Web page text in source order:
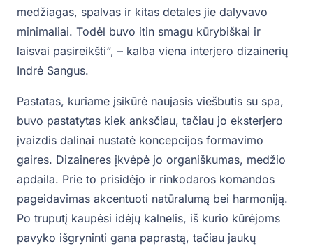
medžiagas, spalvas ir kitas detales jie dalyvavo
minimaliai. Todėl buvo itin smagu kūrybiškai ir
laisvai pasireikšti“, – kalba viena interjero dizainerių
Indrė Sangus.
Pastatas, kuriame įsikūrė naujasis viešbutis su spa,
buvo pastatytas kiek anksčiau, tačiau jo eksterjero
įvaizdis dalinai nustatė koncepcijos formavimo
gaires. Dizaineres įkvėpė jo organiškumas, medžio
apdaila. Prie to prisidėjo ir rinkodaros komandos
pageidavimas akcentuoti natūralumą bei harmoniją.
Po truputį kaupėsi idėjų kalnelis, iš kurio kūrėjoms
pavyko išgryninti gana paprastą, tačiau jaukų